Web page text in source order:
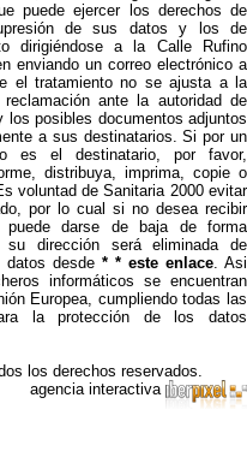
puede ejercer los derechos de
de sus datos y los de
dirigiéndose a la Calle Rufino
enviando un correo electrónico a
el tratamiento no se ajusta a la
ante la autoridad de
los posibles documentos adjuntos
a sus destinatarios. Si por un
es el destinatario, por favor,
distribuya, imprima, copie o
voluntad de Sanitaria 2000 evitar
por lo cual si no desea recibir
puede darse de baja de forma
dirección será eliminada de
datos desde * * este enlace . Asi
informáticos se encuentran
Europea, cumpliendo todas las
la protección de los datos
los derechos reservados.
agencia interactiva